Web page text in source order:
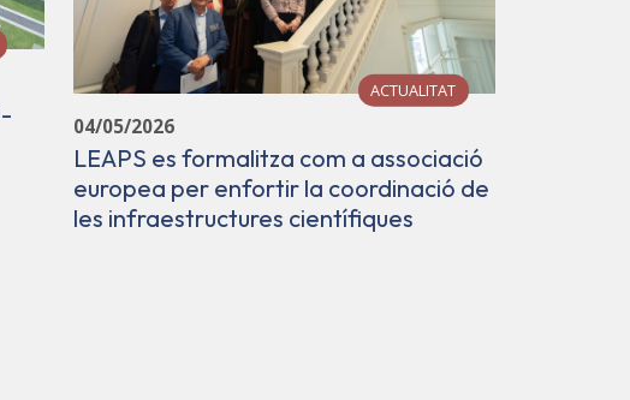
ACTUALITAT
04/05/2026
LEAPS es formalitza com a associació
europea per enfortir la coordinació de
les infraestructures científiques